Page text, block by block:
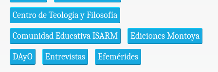
Centro de Teología y Filosofía
Comunidad Educativa ISARM Ediciones Montoya
DAyO Entrevistas Efemérides